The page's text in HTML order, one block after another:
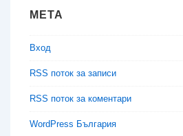
МЕТА
Вход
RSS поток за записи
RSS поток за коментари
WordPress България